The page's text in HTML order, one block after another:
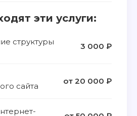
эти услуги:
структуры
3 000 ₽
сайта
от 20 000 ₽